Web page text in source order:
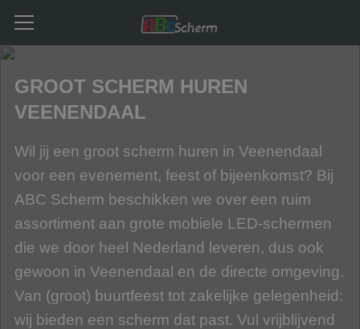
GROOT SCHERM HUREN
VEENENDAAL
Wil jij een groot scherm huren in Veenendaal
voor een evenement, feest of bijeenkomst? Bij
ABC Scherm beschikken we over een ruim
assortiment aan grote mobiele LED-schermen
die we door heel Nederland leveren, dus ook
gewoon in Veenendaal en de directe omgeving.
Van (groot) buurtfeest tot zakelijke gelegenheid:
wij bieden een scherm dat past. Vul vrijblijvend